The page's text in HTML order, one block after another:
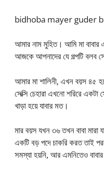
bidhoba mayer guder bal
আমার নাম মুহিত। আমি মা
আজকে আপনাদের যে গল্পটি বলব
আমার মা শালিনী, এখন বয়স ৪৫
সেক্সি চেহারা এখনো শরিরে একটা
খাড়া হয়ে যাবার মত।
মার বয়স যখন ৩৬ তখন বাবা মারা
একটি বড় পদে চাকরি করত তাই
সমস্যা হয়নি, আর এমনিতেও